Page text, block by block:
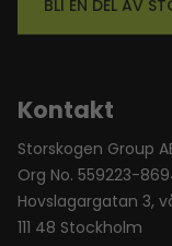
BLI EN DEL AV
Kontakt
Storskogen Group
Org No. 559223-
Hovslagargatan 3,
111 48 Stockholm